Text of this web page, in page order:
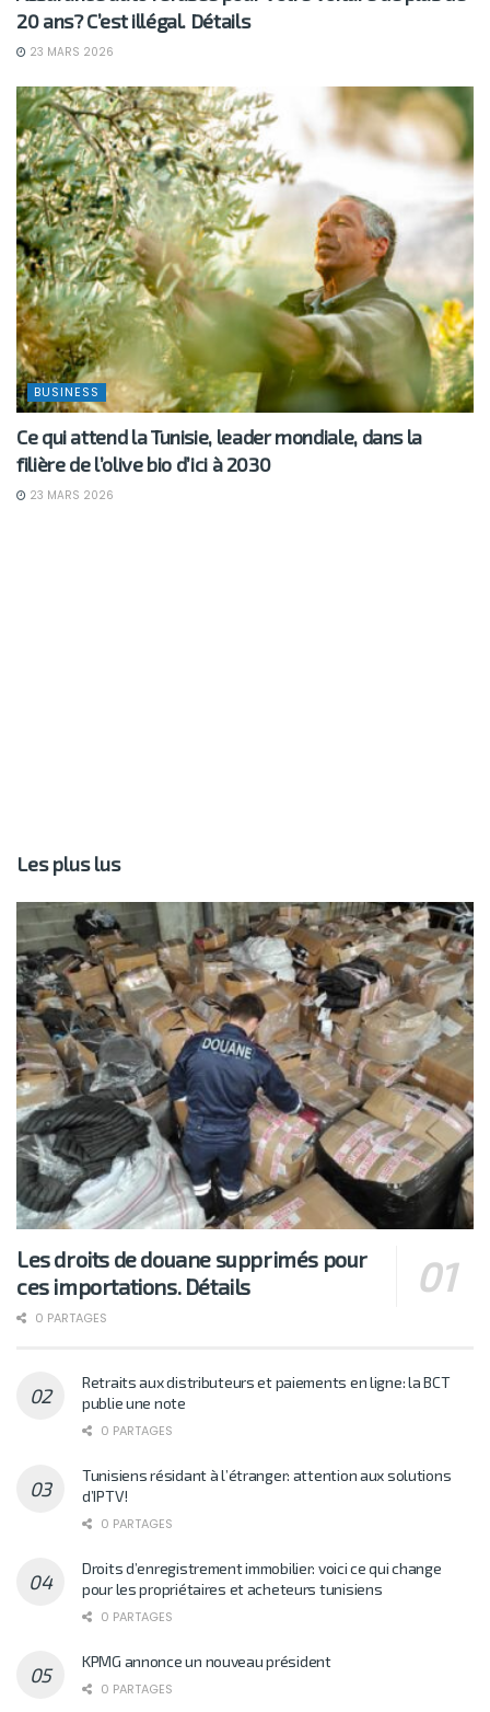
20 ans? C’est illégal. Détails
23 MARS 2026
BUSINESS
Ce qui attend la Tunisie, leader mondiale, dans la
filière de l’olive bio d’ici à 2030
23 MARS 2026
Les plus lus
Les droits de douane supprimés pour
ces importations. Détails
0 PARTAGES
Retraits aux distributeurs et paiements en ligne: la BCT
publie une note
0 PARTAGES
Tunisiens résidant à l’étranger: attention aux solutions
d’IPTV!
0 PARTAGES
Droits d’enregistrement immobilier: voici ce qui change
pour les propriétaires et acheteurs tunisiens
0 PARTAGES
KPMG annonce un nouveau président
0 PARTAGES